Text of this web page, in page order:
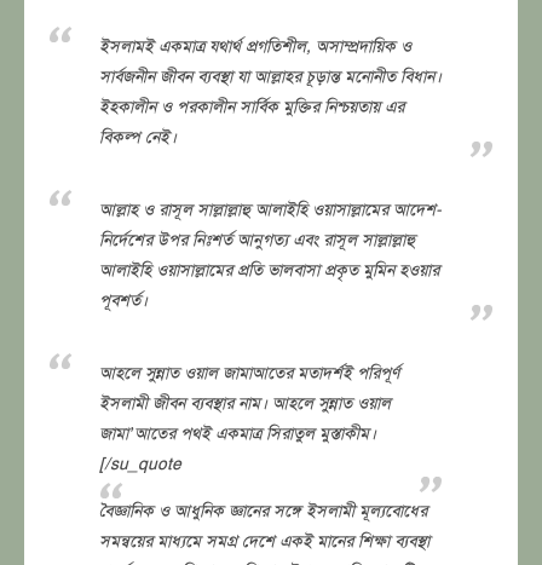
ইসলামই একমাত্র যথার্থ প্রগতিশীল, অসাম্প্রদায়িক ও
সার্বজনীন জীবন ব্যবস্থা যা আল্লাহর চূড়ান্ত মনোনীত বিধান।
ইহকালীন ও পরকালীন সার্বিক মুক্তির নিশ্চয়তায় এর
বিকল্প নেই।
আল্লাহ ও রাসূল সাল্লাল্লাহু আলাইহি ওয়াসাল্লামের আদেশ-
নির্দেশের উপর নিঃশর্ত আনুগত্য এবং রাসূল সাল্লাল্লাহু
আলাইহি ওয়াসাল্লামের প্রতি ভালবাসা প্রকৃত মুমিন হওয়ার
পূবশর্ত।
আহলে সুন্নাত ওয়াল জামাআতের মতাদর্শই পরিপূর্ণ
ইসলামী জীবন ব্যবস্থার নাম। আহলে সুন্নাত ওয়াল
জামা’আতের পথই একমাত্র সিরাতুল মুস্তাকীম।
[/su_quote
বৈজ্ঞানিক ও আধুনিক জ্ঞানের সঙ্গে ইসলামী মূল্যবোধের
সমন্বয়ের মাধ্যমে সমগ্র দেশে একই মানের শিক্ষা ব্যবস্থা